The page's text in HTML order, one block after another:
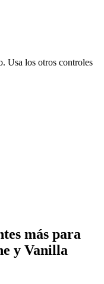
Usa los otros controles
más para
y Vanilla